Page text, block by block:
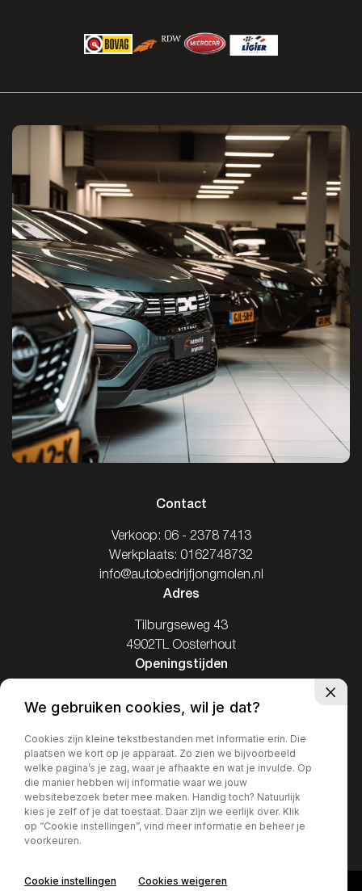
Contact
Verkoop: 06 - 2378 7413
Werkplaats: 0162748732
info@autobedrijfjongmolen.nl
Adres
Tilburgseweg 43
4902TL Oosterhout
Openingstijden
Di / Vr: 08.00-17.30
Za: 09.00-16.00
Zo: Gesloten
We gebruiken cookies, wil je dat?
Cookies zijn kleine tekstbestanden met informatie erin. Die
plaatsen we kort op je apparaat. Zo zien we bijvoorbeeld
welke pagina’s je zag, waar je afhaakte en wat je invulde. Op
die manier hebben wij informatie waar we jouw
websitebezoek beter mee maken. Handig toch? Natuurlijk
kies je zelf of je dat toestaat. Daar zijn we eerlijk over. Klik
op “Cookie instellingen”, vind meer informatie en beheer je
voorkeuren.
Cookie instellingen Cookies weigeren